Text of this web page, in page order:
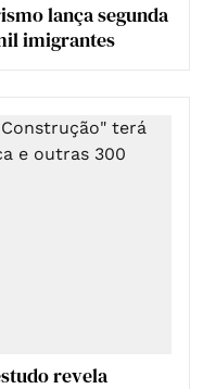
lança segunda
imigrantes
revela